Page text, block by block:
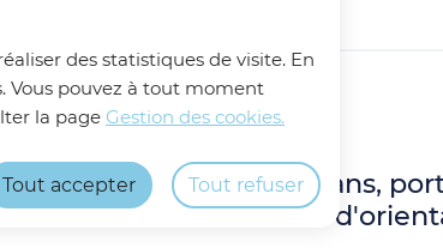
des statistiques de visite. En
Vous pouvez à tout moment
la page Gestion des cookies.
Tout accepter Tout refuser
âgés de 3 à 18 ans,
une demande